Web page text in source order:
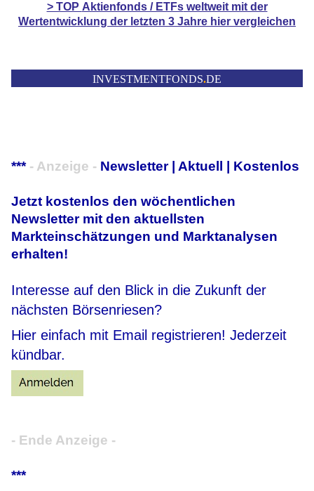
> TOP Aktienfonds / ETFsweltweit mit der
Wertentwicklung der letzten 3 Jahre hier vergleichen
INVESTMENTFONDS.DE
*** - Anzeige - Newsletter | Aktuell | Kostenlos
Jetzt kostenlos den wöchentlichen
Newsletter mit den aktuellsten
Markteinschätzungen und Marktanalysen
erhalten!
Interesse auf den Blick in die Zukunft der
nächsten Börsenriesen?
Hier einfach mit Email registrieren! Jederzeit
kündbar.
- Ende Anzeige -
***